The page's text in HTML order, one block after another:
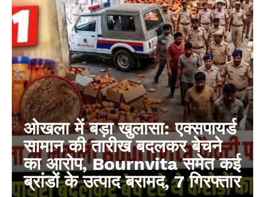
ओखला में बड़ा खुलासा: एक्सपायर्ड
सामान की तारीख बदलकर बेचने
का आरोप, Bournvita समेत कई
ब्रांडों के उत्पाद बरामद, 7 गिरफ्तार